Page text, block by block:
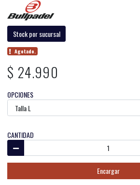
Stock por sucursal
Agotado.
$ 24.990
OPCIONES
CANTIDAD
Encargar